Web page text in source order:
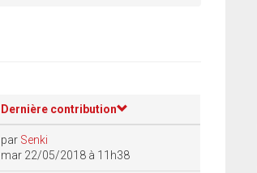
Dernière contribution
par Senki
mar 22/05/2018 à 11h38